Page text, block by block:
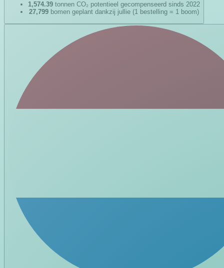
1,574.39 tonnen CO₂ potentieel gecompenseerd sinds 2022
27,799 bomen geplant dankzij jullie (1 bestelling = 1 boom)